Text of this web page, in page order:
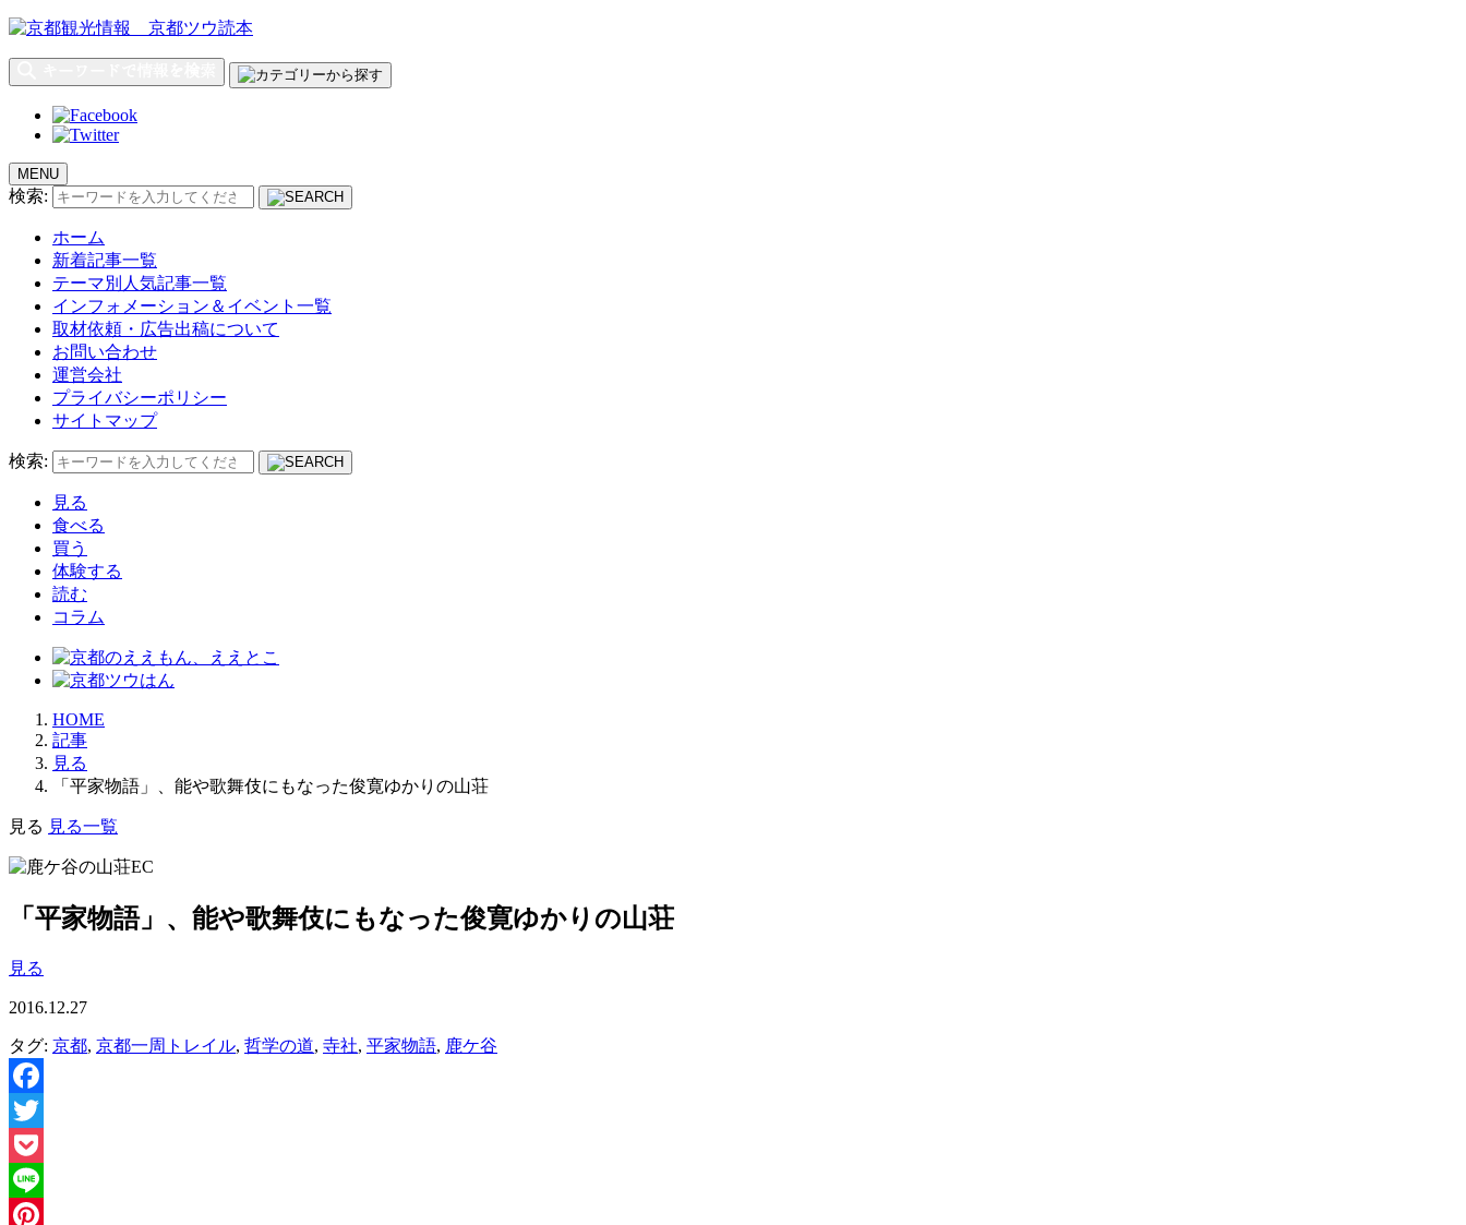
MENU
検索:
ホーム
新着記事一覧
テーマ別人気記事一覧
インフォメーション＆イベント一覧
取材依頼・広告出稿について
お問い合わせ
運営会社
プライバシーポリシー
サイトマップ
検索:
見る
食べる
買う
体験する
読む
コラム
HOME
記事
見る
「平家物語」、能や歌舞伎にもなった俊寛ゆかりの山荘
見る 見る一覧
「平家物語」、能や歌舞伎にもなった俊寛ゆかりの山荘
見る
2016.12.27
タグ: 京都, 京都一周トレイル, 哲学の道, 寺社, 平家物語, 鹿ケ谷
Facebook
Twitter
Pocket
Line